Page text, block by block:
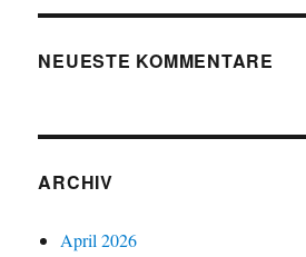
NEUESTE KOMMENTARE
ARCHIV
April 2026